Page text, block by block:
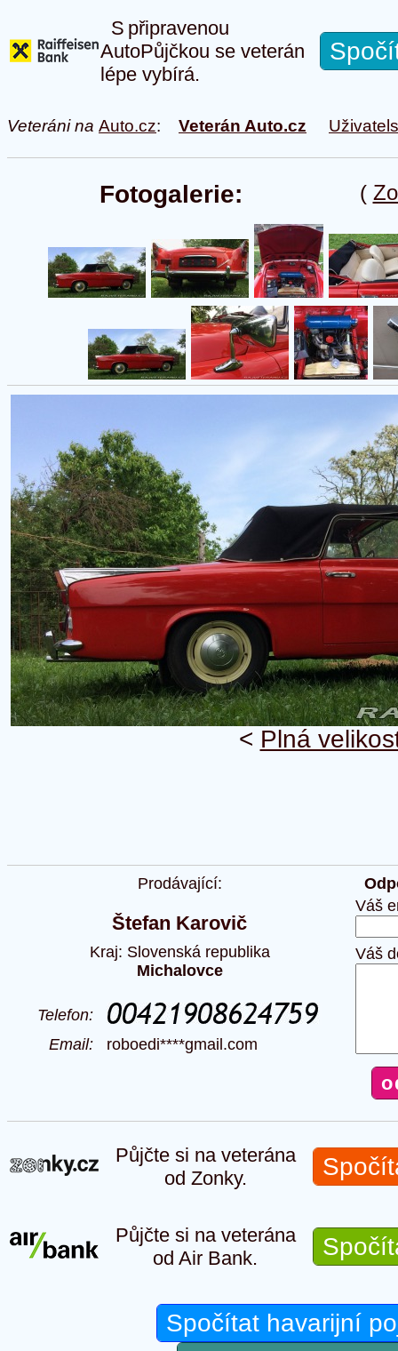
S připravenou
AutoPůjčkou se veterán
lépe vybírá.
Veteráni na Auto.cz: Veterán Auto.cz
(
Fotogalerie:
< Plná
Prodávající:
Štefan Karovič
Kraj: Slovenská republika
Michalovce
Telefon:
Email: roboedi****gmail.com
Váš
Váš
Půjčte si na veterána
od Zonky.
Půjčte si na veterána
od Air Bank.
Spočítat havarijní